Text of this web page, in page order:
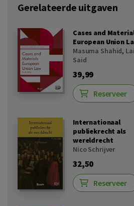
Gerelateerde uitgaven
Cases and
European Union
Masuma Shahid,
Said
39,99
Reserveer
Internationaal
publiekrecht als
wereldrecht
Nico Schrijver
32,50
Reserveer